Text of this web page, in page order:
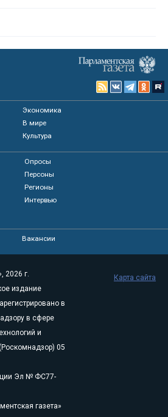
Экономика
В мире
Культура
Опросы
Персоны
Регионы
Интервью
Вакансии
2026 г.
издание
в
в сфере
и
05
Эл № ФС77-
газета»
Карта сайта